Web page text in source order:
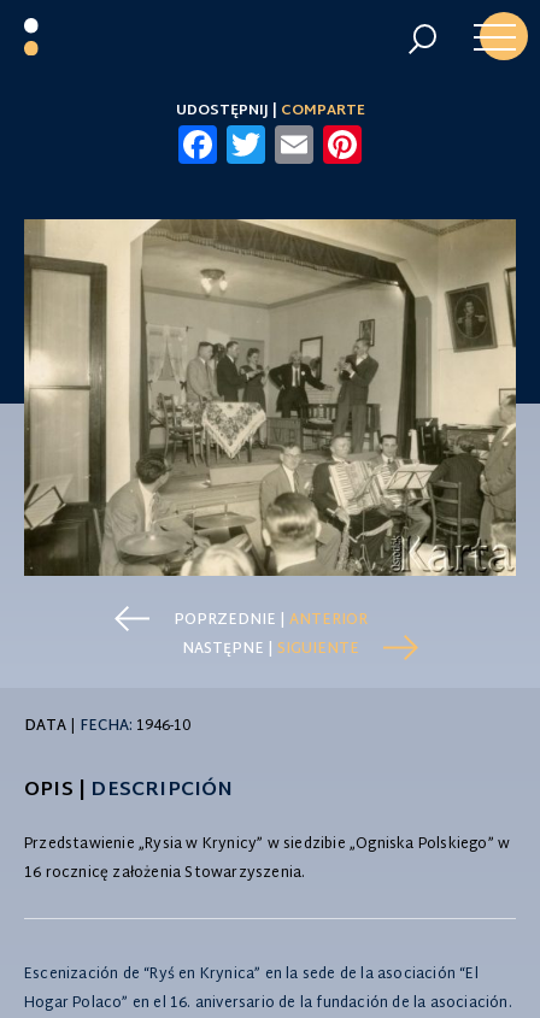
UDOSTĘPNIJ | COMPARTE
Facebook
Twitter
Email
POPRZEDNIE | ANTERIOR
NASTĘPNE | SIGUIENTE
DATA| FECHA: 1946-10
OPIS | DESCRIPCIÓN
Przedstawienie „Rysia w Krynicy” w siedzibie „Ogniska Polskiego” w
16 rocznicę założenia Stowarzyszenia.
Escenización de “Ryś en Krynica” en la sede de la asociación “El
Hogar Polaco” en el 16. aniversario de la fundación de la asociación.